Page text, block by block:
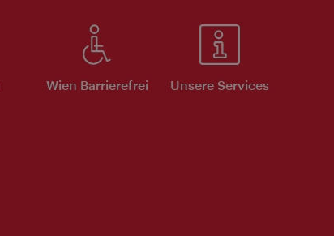
Wien Barrierefrei Unsere Services